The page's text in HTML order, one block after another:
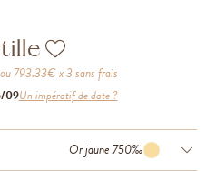
ou793.33€ x 3 sans frais
09Un impératif de date ?
Or jaune 750‰